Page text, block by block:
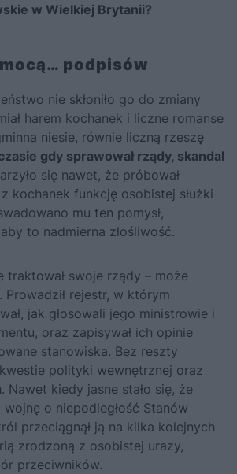
w Wielkiej Brytanii?
podpisów
nie skłoniło go do zmiany
harem kochanek i liczne romanse
niesie, równie liczną rzeszę
gdy sprawował rządy, skandal
się nawet, że próbował
kochanek funkcję osobistej służki
mu ten pomysł,
to nadmierna złośliwość.
traktował swoje rządy – może
Prowadził rejestr, w którym
jak głosowali jego ministrowie i
oraz zapisywał ich opinie
stanowiska. Bez reszty
polityki wewnętrznej oraz
Nawet kiedy jasne stało się, że
o niepodległość Stanów
przeciągnął ją na kilka kolejnych
zrodzoną z osobistej urazy,
przeciwników.